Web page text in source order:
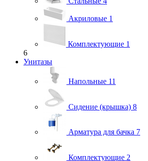
Акриловые 1
Комплектующие 1
6
Унитазы
Напольные 11
Сидение (крышка) 8
Арматура для бачка 7
Комплектующие 2